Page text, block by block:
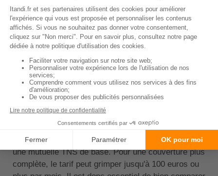
Combien coûte la mutuelle
TNS pour une sage
femme ?
Le coût d'une mutuelle TNS pour sage-femme varie
en fonction de plusieurs facteurs. Les garanties
choisies, l'âge de l'assuré, son état de santé, et la
compagnie d'assurance sont autant d'éléments qui
influencent le tarif.
Il faut compter entre 30 et 70 euros par moispour
une mutuelle TNS de base. Pour une couverture plus
complète, le tarif peut grimper jusqu'à 100 euros ou